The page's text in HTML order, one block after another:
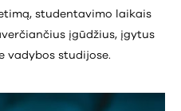
studentavimo laikais
įgūdžius, įgytus
vadybos studijose.